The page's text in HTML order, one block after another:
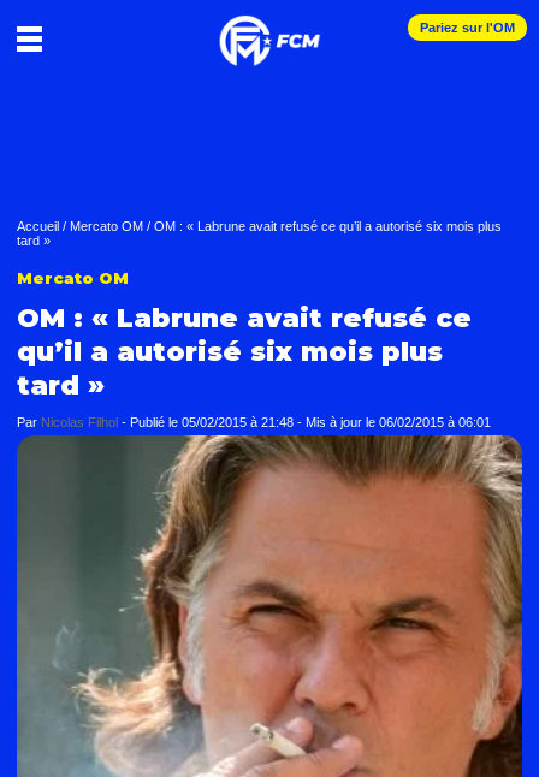
Pariez sur l'OM
Accueil / Mercato OM / OM : « Labrune avait refusé ce qu’il a autorisé six mois plus
tard »
Mercato OM
OM : « Labrune avait refusé ce
qu’il a autorisé six mois plus
tard »
Par Nicolas Filhol - Publié le 05/02/2015 à 21:48 - Mis à jour le 06/02/2015 à 06:01